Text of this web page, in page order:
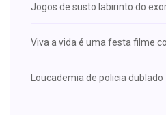
Jogos de susto labirinto do
Viva a vida é uma festa filme
Loucademia de policia dublado